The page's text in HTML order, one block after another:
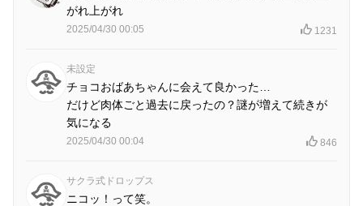
がれ上がれ
2025/04/30 00:05 1231
未設定
チョコおばあちゃんに会えて良かった…
だけど肉体ごと過去に戻ったの？謎が増えて続きが
気になる
2025/04/30 00:04 846
サクラ式ドロップス
ニコッ！って笑。